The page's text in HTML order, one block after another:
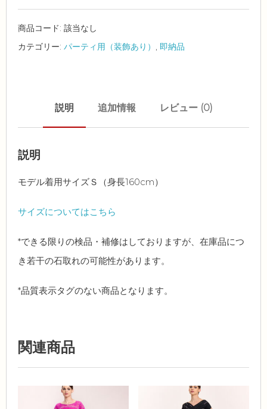
商品コード: 該当なし
カテゴリー: パーティ用（装飾あり） , 即納品
説明 追加情報 レビュー (0)
説明
モデル着用サイズＳ（身長160cm）
サイズについてはこちら
*できる限りの検品・補修はしておりますが、在庫品につ
き若干の石取れの可能性があります。
*品質表示タグのない商品となります。
関連商品